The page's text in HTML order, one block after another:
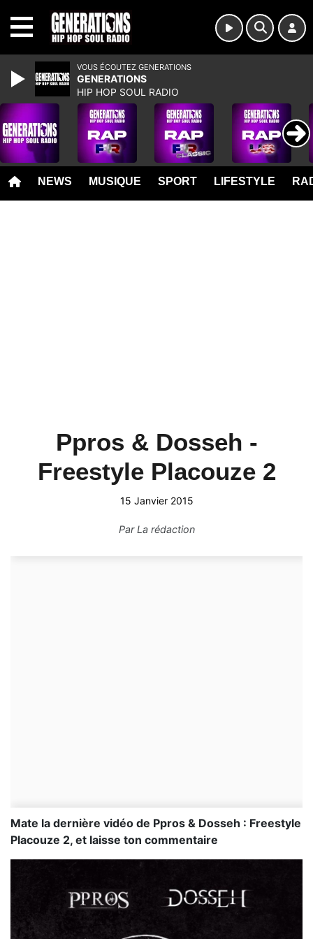
NEWS MUSIQUE SPORT LIFESTYLE
Ppros & Dosseh -
Freestyle Placouze 2
15 Janvier 2015
ParLa rédaction
Mate la dernière vidéo de Ppros & Dosseh : Freestyle
Placouze 2, et laisse ton commentaire
VOUS ÉCOUTEZ GENERATIONS
GENERATIONS
HIP HOP SOUL RADIO